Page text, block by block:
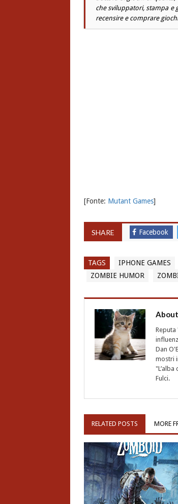
che sviluppatori, stampa e
recensire e comprare
[Fonte: Mutant Games]
SHARE Facebook
TAGS IPHONE GAMES
ZOMBIE HUMOR
Dan
mostri
Fulci.
RELATED POSTS MORE